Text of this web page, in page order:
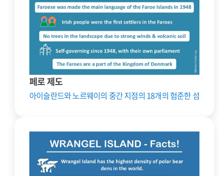
페로 제도
아이슬란드와 노르웨이의 중간 지점의 18개의 험준한 섬